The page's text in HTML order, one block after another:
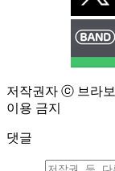
저작권자 ⓒ 브라
이용 금지
댓글